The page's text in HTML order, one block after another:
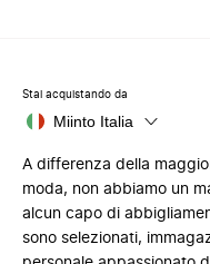
Stai acquistando da
Miinto Italia
A differenza della
moda, non abbiamo un
alcun capo di
sono selezionati,